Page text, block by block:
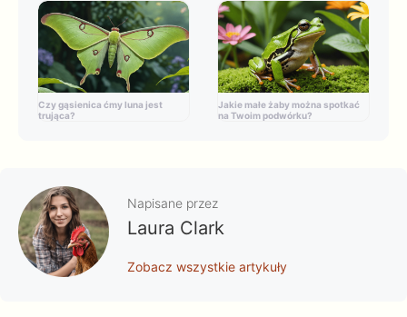
Czy gąsienica ćmy luna jest
trująca?
Jakie małe żaby można spotkać
na Twoim podwórku?
Napisane przez
Laura Clark
Zobacz wszystkie artykuły